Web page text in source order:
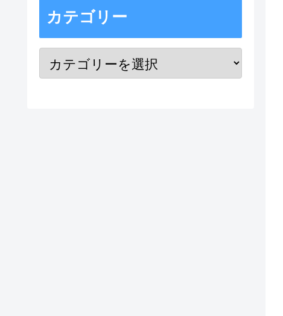
カテゴリー